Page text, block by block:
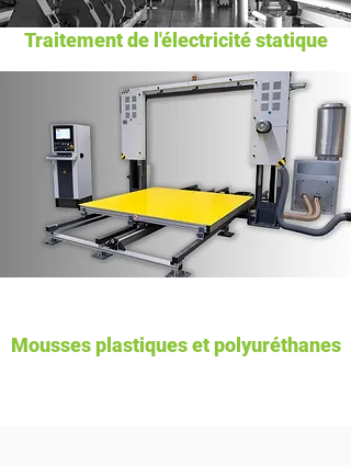
Traitement de l'électricité statique
Mousses plastiques et polyuréthanes